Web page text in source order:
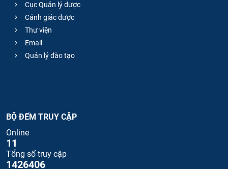
Cục Quản lý dược
Cảnh giác dược
Thư viện
Email
Quản lý đào tạo
BỘ ĐẾM TRUY CẬP
Online
11
Tổng số truy cập
1426406